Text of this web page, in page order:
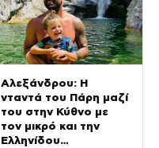
Αλεξάνδρου: Η
νταντά του Πάρη μαζί
του στην Κύθνο με
τον μικρό και την
Ελληνίδου